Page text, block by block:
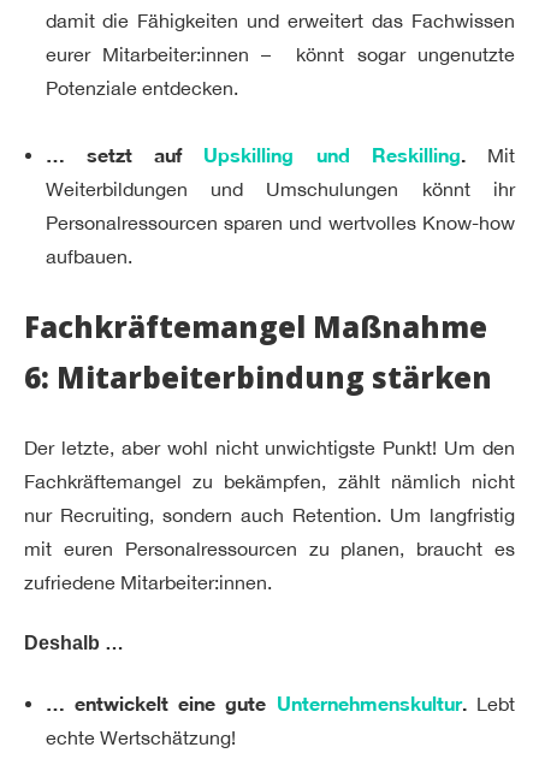
damit die Fähigkeiten und erweitert das Fachwissen
eurer Mitarbeiter:innen – könnt sogar ungenutzte
Potenziale entdecken.
… setzt auf Upskilling und Reskilling. Mit
Weiterbildungen und Umschulungen könnt ihr
Personalressourcen sparen und wertvolles Know-how
aufbauen.
Fachkräftemangel Maßnahme
6: Mitarbeiterbindung stärken
Der letzte, aber wohl nicht unwichtigste Punkt! Um den
Fachkräftemangel zu bekämpfen, zählt nämlich nicht
nur Recruiting, sondern auch Retention. Um langfristig
mit euren Personalressourcen zu planen, braucht es
zufriedene Mitarbeiter:innen.
Deshalb …
… entwickelt eine gute Unternehmenskultur. Lebt
echte Wertschätzung!